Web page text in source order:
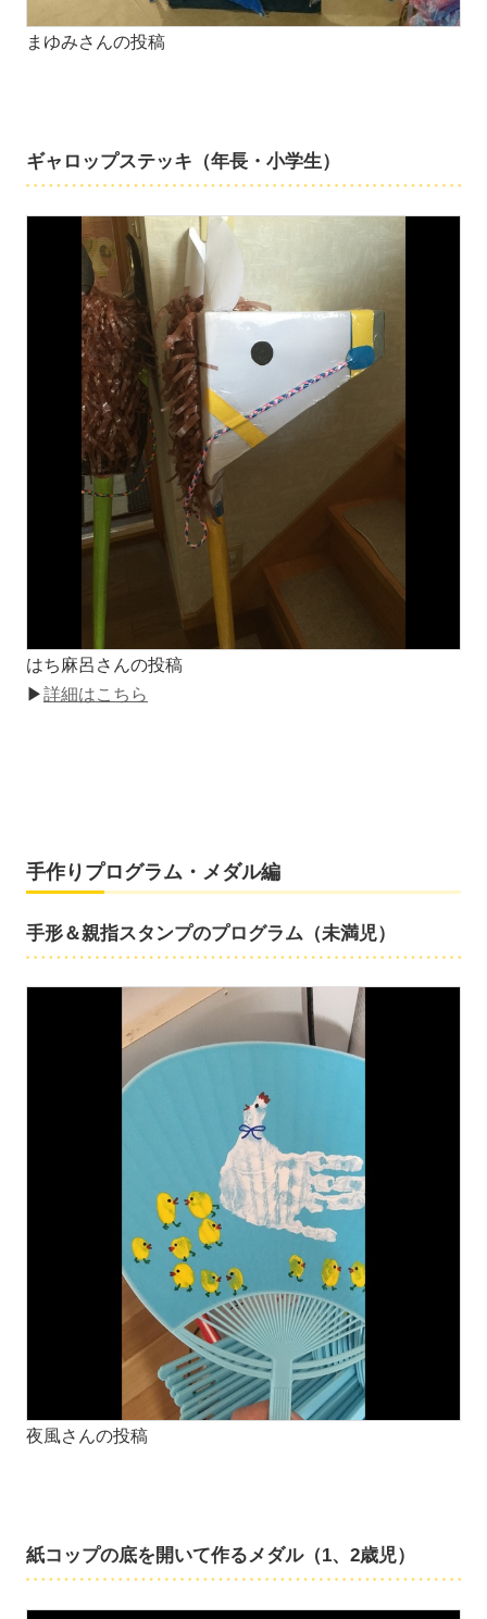
まゆみさんの投稿
ギャロップステッキ（年長・小学生）
はち麻呂さんの投稿
▶詳細はこちら
手作りプログラム・メダル編
手形＆親指スタンプのプログラム（未満児）
夜風さんの投稿
紙コップの底を開いて作るメダル（1、2歳児）